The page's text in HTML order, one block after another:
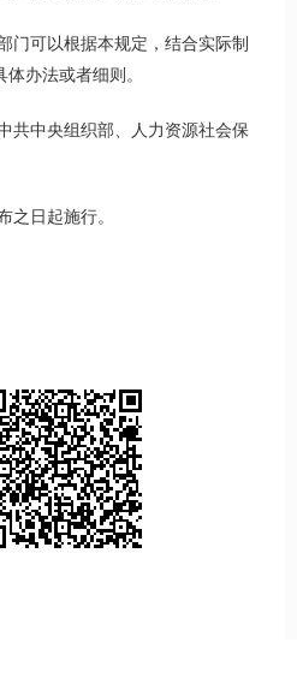
可以根据本规定，结合实际制
办法或者细则。
中央组织部、人力资源社会保
日起施行。